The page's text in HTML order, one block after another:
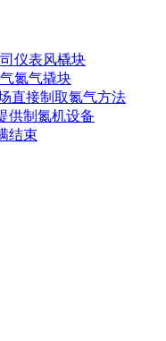
仪表风橇块
氮气撬块
直接制取氮气方法
供制氮机设备
结束